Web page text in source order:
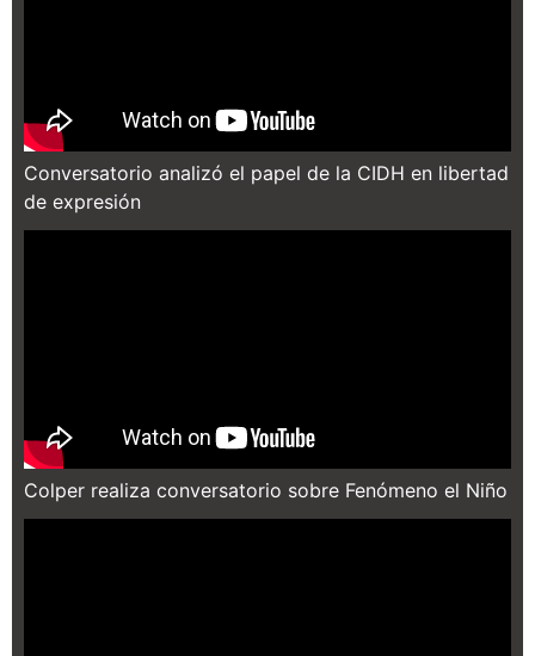
Conversatorio analizó el papel de la CIDH en libertad
de expresión
Colper realiza conversatorio sobre Fenómeno el Niño